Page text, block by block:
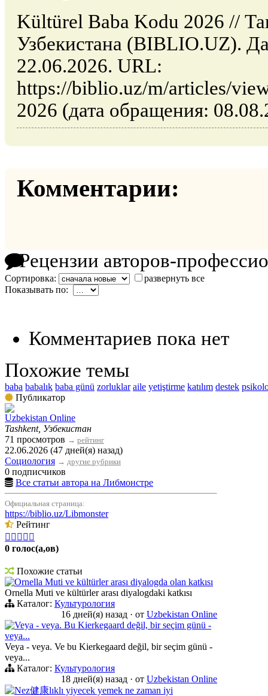
Kültürel Baba Kodu 2026 //
Узбекистана (BIBLIO.UZ).
22.06.2026. URL:
https://biblio.uz/m/articles/
2026 (дата обращения:
Комментарии:
Рецензии авторов-
Сортировка:
развернуть все
Показывать по:
Комментариев пока нет
Похожие темы
baba babalık baba günü zorluklar aile yetiştirme katılım destek
Публикатор
Uzbekistan Online
Tashkent, Узбекистан
71 просмотров → рейтинг
22.06.2026 (47 дней(я) назад)
Социология → другие рубрики
0 подписчиков
Все статьи автора на Либмонстре
Официальная страница:
https://biblio.uz/Libmonster
Рейтинг
    
0 голос(а,ов)
Похожие статьи
Ornella Muti ve kültürler arası diyalogda olan katkısı
Ornella Muti ve kültürler arası diyalogdaki katkısı
Каталог: Культурология
16 дней(я) назад · от Uzbekistan Online
Veya - veya. Bu Kierkegaard değil, bir seçim günü -
veya...
Veya - veya. Ve bu Kierkegaard değil, bir seçim günü -
veya...
Каталог: Культурология
18 дней(я) назад · от Uzbekistan Online
Nez健康lıklı yiyecek yemek ne zaman iyi